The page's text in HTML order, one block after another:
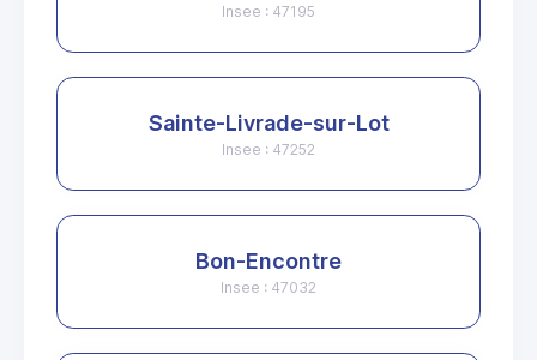
Insee : 47195
Sainte-Livrade-sur-Lot
Insee : 47252
Bon-Encontre
Insee : 47032